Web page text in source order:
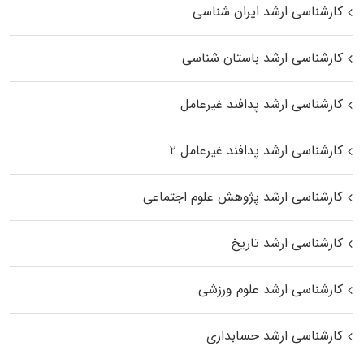
کارشناسی ارشد ایران شناسی
کارشناسی ارشد باستان شناسی
کارشناسی ارشد پدافند غیرعامل
کارشناسی ارشد پدافند غیرعامل ۲
کارشناسی ارشد پژوهش علوم اجتماعی
کارشناسی ارشد تاریخ
کارشناسی ارشد علوم ورزشی
کارشناسی ارشد حسابداری